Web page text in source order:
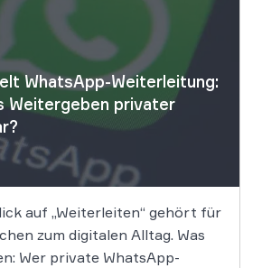
informiert. Nach Angaben
WhatsApp-Weiterleitung:
Weitergeben privater
auf „Weiterleiten“ gehört für
zum digitalen Alltag. Was
Wer private WhatsApp-